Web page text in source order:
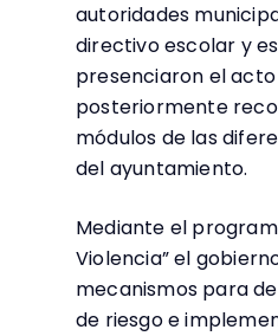
autoridades
directivo escolar y
presenciaron el
posteriormente
módulos de las
del ayuntamiento.
Mediante el
Violencia” el
mecanismos para
de riesgo e